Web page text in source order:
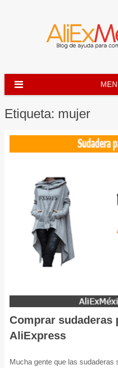
Etiqueta: mujer
Comprar sudaderas
AliExpress
Mucha gente que las sudaderas